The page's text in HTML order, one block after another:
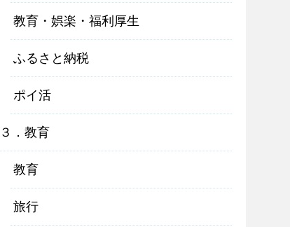
教育・娯楽・福利厚生
ふるさと納税
ポイ活
３．教育
教育
旅行